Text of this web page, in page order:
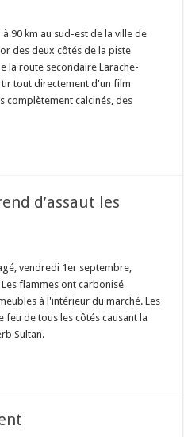
90 km au sud-est de la ville de
des deux côtés de la piste
la route secondaire Larache-
tout directement d'un film
complètement calcinés, des
d’assaut les
vendredi 1er septembre,
flammes ont carbonisé
à l'intérieur du marché. Les
feu de tous les côtés causant la
Sultan.